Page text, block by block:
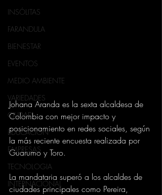
INSÓLITAS
FARANDULA
BIENESTAR
EVENTOS
MEDIO AMBIENTE
VARIEDADES
CIUDAD
EDUCACION
EMPRESAS
TECNOLOGIA
INTERNACIONAL
Johana Aranda es la sexta alcaldesa de
Colombia con mejor impacto y
posicionamiento en redes sociales, según
la más reciente encuesta realizada por
Guarumo y Toro.
La mandataria superó a los alcaldes de
ciudades principales como Pereira,